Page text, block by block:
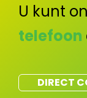
U kunt
telefoon
DIRECT